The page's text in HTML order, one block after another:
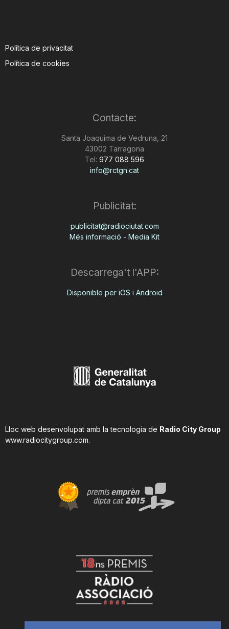
Política de privacitat
Política de cookies
Contacte:
Santa Joaquima de Vedruna, 21
43002 Tarragona
Tel: 977 088 596
info@rctgn.cat
Publicitat:
publicitat@radiociutat.com
Més informació - Media Kit
Descarrega't l'APP:
Disponible per iOS i Android
Lloc web desenvolupat amb la tecnologia de Radio City Group
www.radiocitygroup.com.